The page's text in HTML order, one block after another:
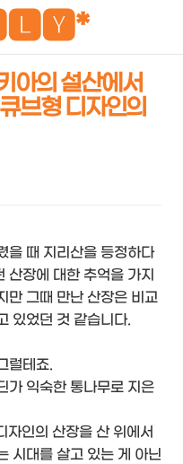
검
아의 설산에서
브형 디자인의
을 때 지리산을 등정하다
산장에 대한 추억을 가지
만 그때 만난 산장은 비교
있었던 것 같습니다.
럴테죠.
가 익숙한 통나무로 지은
인의 산장을 산 위에서
시대를 살고 있는 게 아닌